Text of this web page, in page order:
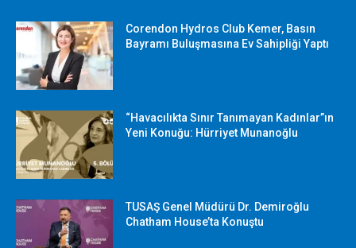
Corendon Hydros Club Kemer, Basın
Bayramı Buluşmasına Ev Sahipliği Yaptı
“Havacılıkta Sınır Tanımayan Kadınlar”ın
Yeni Konuğu: Hürriyet Munanoğlu
TUSAŞ Genel Müdürü Dr. Demiroğlu
Chatham House’ta Konuştu